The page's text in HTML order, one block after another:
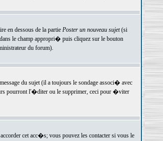
en dessous de la partie Poster un nouveau sujet(si
le champ appropri� puis cliquez sur le bouton
du forum).
du sujet (il a toujours le sondage associ� avec
pourront l'�diter ou le supprimer, ceci pour �viter
cet acc�s; vous pouvez les contacter si vous le